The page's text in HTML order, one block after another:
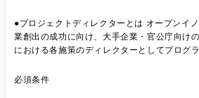
●プロジェクトディレクターとは オープンイ
業創出の成功に向け、大手企業・官公庁向け
における各施策のディレクターとしてプログ
創出を推進いただきます。 地域企業のイノベ
必須条件